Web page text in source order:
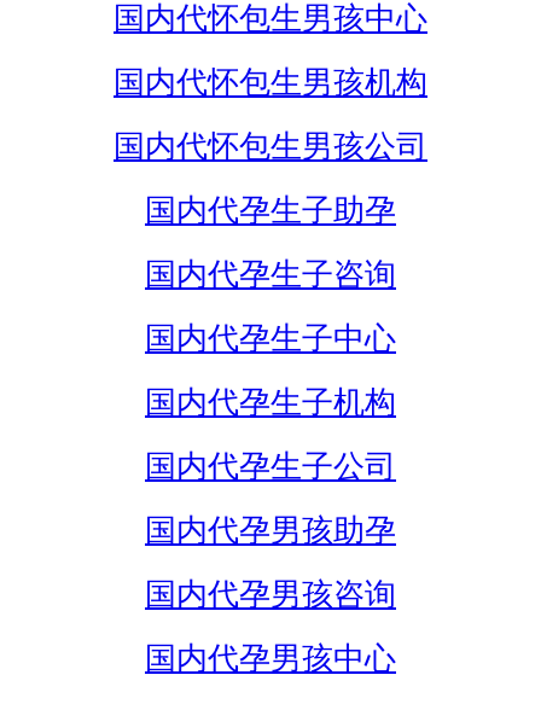
国内代怀包生男孩中心
国内代怀包生男孩机构
国内代怀包生男孩公司
国内代孕生子助孕
国内代孕生子咨询
国内代孕生子中心
国内代孕生子机构
国内代孕生子公司
国内代孕男孩助孕
国内代孕男孩咨询
国内代孕男孩中心